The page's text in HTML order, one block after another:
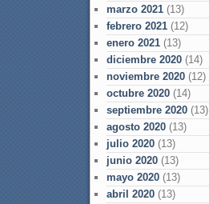
marzo 2021 (13)
febrero 2021 (12)
enero 2021 (13)
diciembre 2020 (14)
noviembre 2020 (12)
octubre 2020 (14)
septiembre 2020 (13)
agosto 2020 (13)
julio 2020 (13)
junio 2020 (13)
mayo 2020 (13)
abril 2020 (13)